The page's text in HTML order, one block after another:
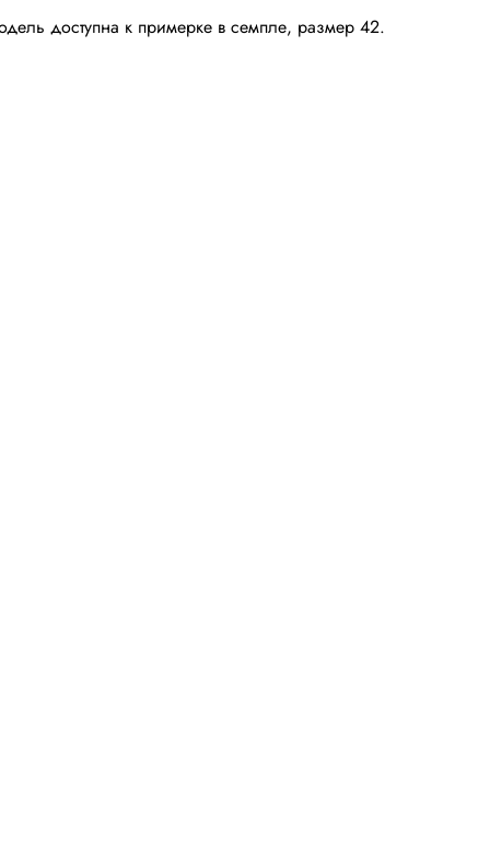
доступна к примерке в семпле, размер 42.